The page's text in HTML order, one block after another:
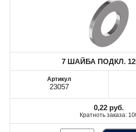
7 ШАЙБА ПОДКЛ.
23057
0,22 руб.
Кратноть заказа: